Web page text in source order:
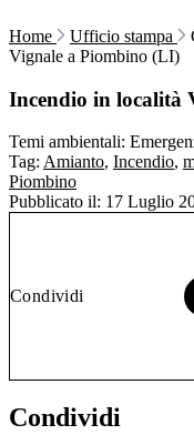
Home Ufficio stampa
Vignale a Piombino (LI)
Incendio in località
Temi ambientali:
Tag: Amianto, Incendio,
Piombino
Pubblicato il: 17 Luglio
Condividi
Condividi